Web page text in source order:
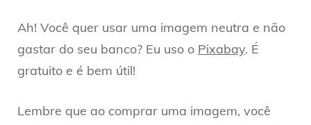
Ah! Você quer usar uma imagem neutra e não
gastar do seu banco? Eu uso o Pixabay. É
gratuito e é bem útil!
Lembre que ao comprar uma imagem, você